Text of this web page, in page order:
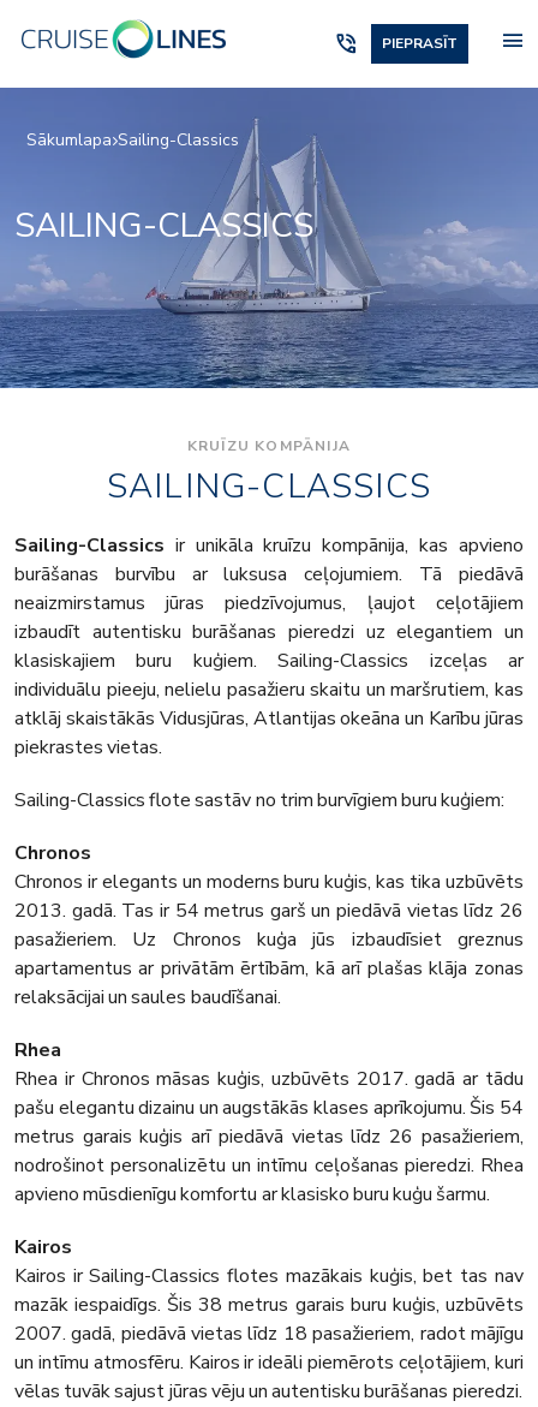
phone_in_talk PIEPRASĪT menu
Sākumlapa Sailing-Classics
SAILING-CLASSICS
KRUĪZU KOMPĀNIJA
SAILING-CLASSICS
Sailing-Classics ir unikāla kruīzu kompānija, kas apvieno
burāšanas burvību ar luksusa ceļojumiem. Tā piedāvā
neaizmirstamus jūras piedzīvojumus, ļaujot ceļotājiem
izbaudīt autentisku burāšanas pieredzi uz elegantiem un
klasiskajiem buru kuģiem. Sailing-Classics izceļas ar
individuālu pieeju, nelielu pasažieru skaitu un maršrutiem, kas
atklāj skaistākās Vidusjūras, Atlantijas okeāna un Karību jūras
piekrastes vietas.
Sailing-Classics flote sastāv no trim burvīgiem buru kuģiem:
Chronos
Chronos ir elegants un moderns buru kuģis, kas tika uzbūvēts
2013. gadā. Tas ir 54 metrus garš un piedāvā vietas līdz 26
pasažieriem. Uz Chronos kuģa jūs izbaudīsiet greznus
apartamentus ar privātām ērtībām, kā arī plašas klāja zonas
relaksācijai un saules baudīšanai.
Rhea
Rhea ir Chronos māsas kuģis, uzbūvēts 2017. gadā ar tādu
pašu elegantu dizainu un augstākās klases aprīkojumu. Šis 54
metrus garais kuģis arī piedāvā vietas līdz 26 pasažieriem,
nodrošinot personalizētu un intīmu ceļošanas pieredzi. Rhea
apvieno mūsdienīgu komfortu ar klasisko buru kuģu šarmu.
Kairos
Kairos ir Sailing-Classics flotes mazākais kuģis, bet tas nav
mazāk iespaidīgs. Šis 38 metrus garais buru kuģis, uzbūvēts
2007. gadā, piedāvā vietas līdz 18 pasažieriem, radot mājīgu
un intīmu atmosfēru. Kairos ir ideāli piemērots ceļotājiem, kuri
vēlas tuvāk sajust jūras vēju un autentisku burāšanas pieredzi.